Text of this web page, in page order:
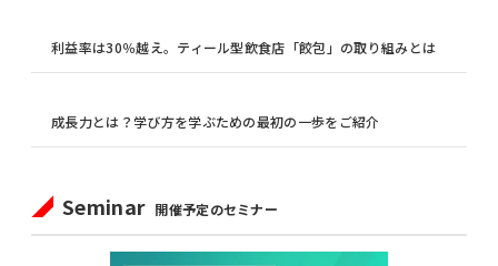
利益率は30％越え。ティール型飲食店「餃包」の取り組みとは
成長力とは？学び方を学ぶための最初の一歩をご紹介
Seminar 開催予定のセミナー